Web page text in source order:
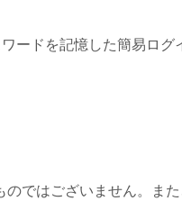
ードを記憶した簡易ログ
ではございません。ま